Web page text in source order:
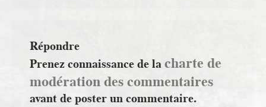
Répondre
Prenez connaissance de lacharte de
modération des commentaires
avant de poster un commentaire.